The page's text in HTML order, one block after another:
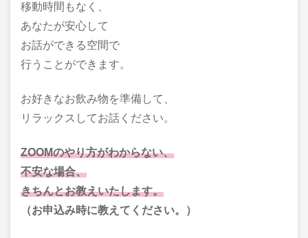
移動時間もなく、
あなたが安心して
お話ができる空間で
行うことができます。
お好きなお飲み物を準備して、
リラックスしてお話ください。
ZOOMのやり方がわからない、
不安な場合、
きちんとお教えいたします。
（お申込み時に教えてください。）